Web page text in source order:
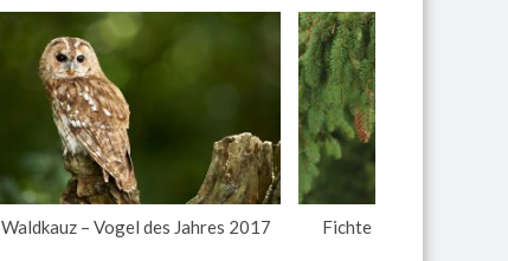
Waldkauz – Vogel des Jahres 2017 Fichte – Baum des